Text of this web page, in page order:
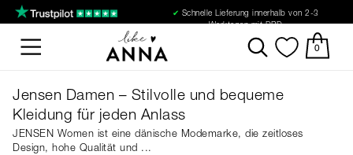
✔ Schnelle Lieferung innerhalb von 2-3
Werktagen mit DPD
0
Jensen Damen – Stilvolle und bequeme
Kleidung für jeden Anlass
JENSEN Women ist eine dänische Modemarke, die zeitloses
Design, hohe Qualität und